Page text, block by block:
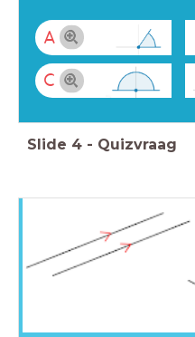
A
C
Slide 4 - Quizvraag